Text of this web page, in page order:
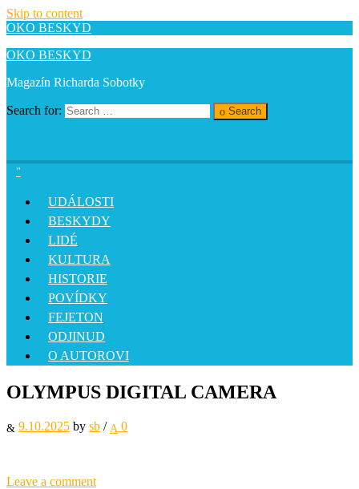
Skip to content
OKO BESKYD
OKO BESKYD
Magazín Richarda Sobotky
Search for: Search
UDÁLOSTI
BESKYDY
LIDÉ
KULTURA
HISTORIE
POVÍDKY
FEJETON
ODJINUD
O AUTOROVI
OLYMPUS DIGITAL CAMERA
9.10.2025 by sb / 0
Leave a comment